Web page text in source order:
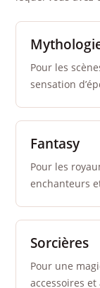
Pour les
sensation
Fantasy
Pour les
enchanteurs
Sorcières
Pour une
accessoires